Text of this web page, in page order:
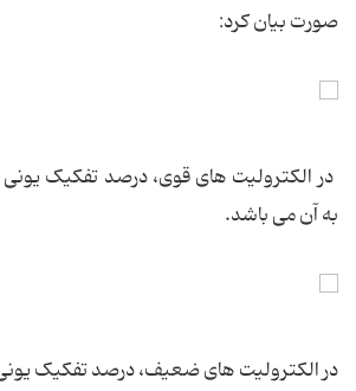
صورت بیان کرد:
به آن می باشد.